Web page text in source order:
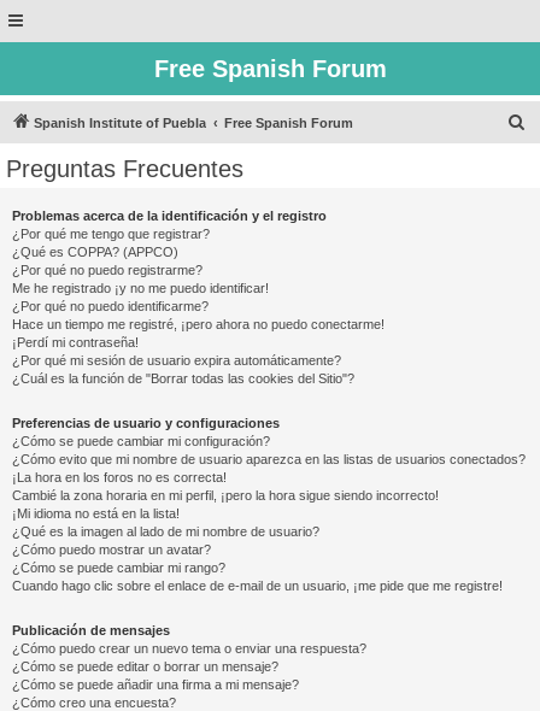
Free Spanish Forum
Spanish Institute of Puebla Free Spanish Forum
Preguntas Frecuentes
Problemas acerca de la identificación y el registro
¿Por qué me tengo que registrar?
¿Qué es COPPA? (APPCO)
¿Por qué no puedo registrarme?
Me he registrado ¡y no me puedo identificar!
¿Por qué no puedo identificarme?
Hace un tiempo me registré, ¡pero ahora no puedo conectarme!
¡Perdí mi contraseña!
¿Por qué mi sesión de usuario expira automáticamente?
¿Cuál es la función de "Borrar todas las cookies del Sitio"?
Preferencias de usuario y configuraciones
¿Cómo se puede cambiar mi configuración?
¿Cómo evito que mi nombre de usuario aparezca en las listas de usuarios conectados?
¡La hora en los foros no es correcta!
Cambié la zona horaria en mi perfil, ¡pero la hora sigue siendo incorrecto!
¡Mi idioma no está en la lista!
¿Qué es la imagen al lado de mi nombre de usuario?
¿Cómo puedo mostrar un avatar?
¿Cómo se puede cambiar mi rango?
Cuando hago clic sobre el enlace de e-mail de un usuario, ¡me pide que me registre!
Publicación de mensajes
¿Cómo puedo crear un nuevo tema o enviar una respuesta?
¿Cómo se puede editar o borrar un mensaje?
¿Cómo se puede añadir una firma a mi mensaje?
¿Cómo creo una encuesta?